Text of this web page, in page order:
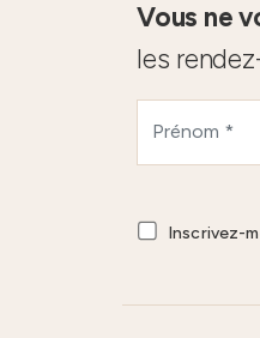
Vous ne
les
Inscrivez-